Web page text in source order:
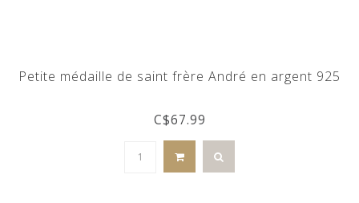
Petite médaille de saint frère André en argent 925
C$67.99